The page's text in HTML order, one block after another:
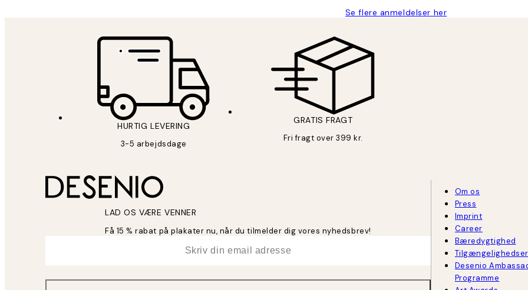
Se flere anmeldelser her
HURTIG LEVERING
3-5 arbejdsdage
GRATIS FRAGT
Fri fragt over 399 kr.
LAD OS VÆRE VENNER
Få 15 % rabat på plakater nu, når du tilmelder dig vores nyhedsbrev!
Om os
Press
Imprint
Career
Bæredygtighed
Desenio
Programme